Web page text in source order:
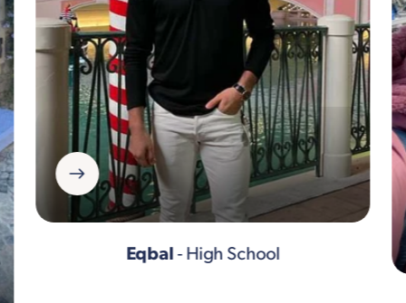
Eqbal- High School